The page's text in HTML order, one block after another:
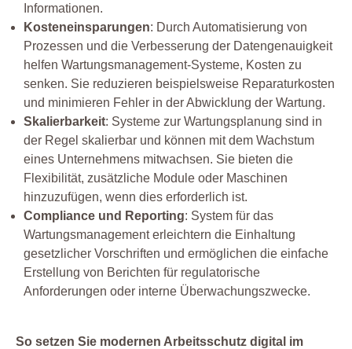
Informationen.
Kosteneinsparungen: Durch Automatisierung von
Prozessen und die Verbesserung der Datengenauigkeit
helfen Wartungsmanagement-Systeme, Kosten zu
senken. Sie reduzieren beispielsweise Reparaturkosten
und minimieren Fehler in der Abwicklung der Wartung.
Skalierbarkeit: Systeme zur Wartungsplanung sind in
der Regel skalierbar und können mit dem Wachstum
eines Unternehmens mitwachsen. Sie bieten die
Flexibilität, zusätzliche Module oder Maschinen
hinzuzufügen, wenn dies erforderlich ist.
Compliance und Reporting: System für das
Wartungsmanagement erleichtern die Einhaltung
gesetzlicher Vorschriften und ermöglichen die einfache
Erstellung von Berichten für regulatorische
Anforderungen oder interne Überwachungszwecke.
So setzen Sie modernen Arbeitsschutz digital im